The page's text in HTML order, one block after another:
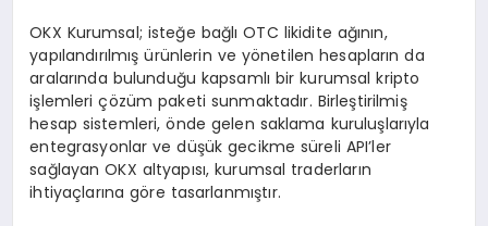
OKX Kurumsal; isteğe bağlı OTC likidite ağının,
yapılandırılmış ürünlerin ve yönetilen hesapların da
aralarında bulunduğu kapsamlı bir kurumsal kripto
işlemleri çözüm paketi sunmaktadır. Birleştirilmiş
hesap sistemleri, önde gelen saklama kuruluşlarıyla
entegrasyonlar ve düşük gecikme süreli API’ler
sağlayan OKX altyapısı, kurumsal traderların
ihtiyaçlarına göre tasarlanmıştır.